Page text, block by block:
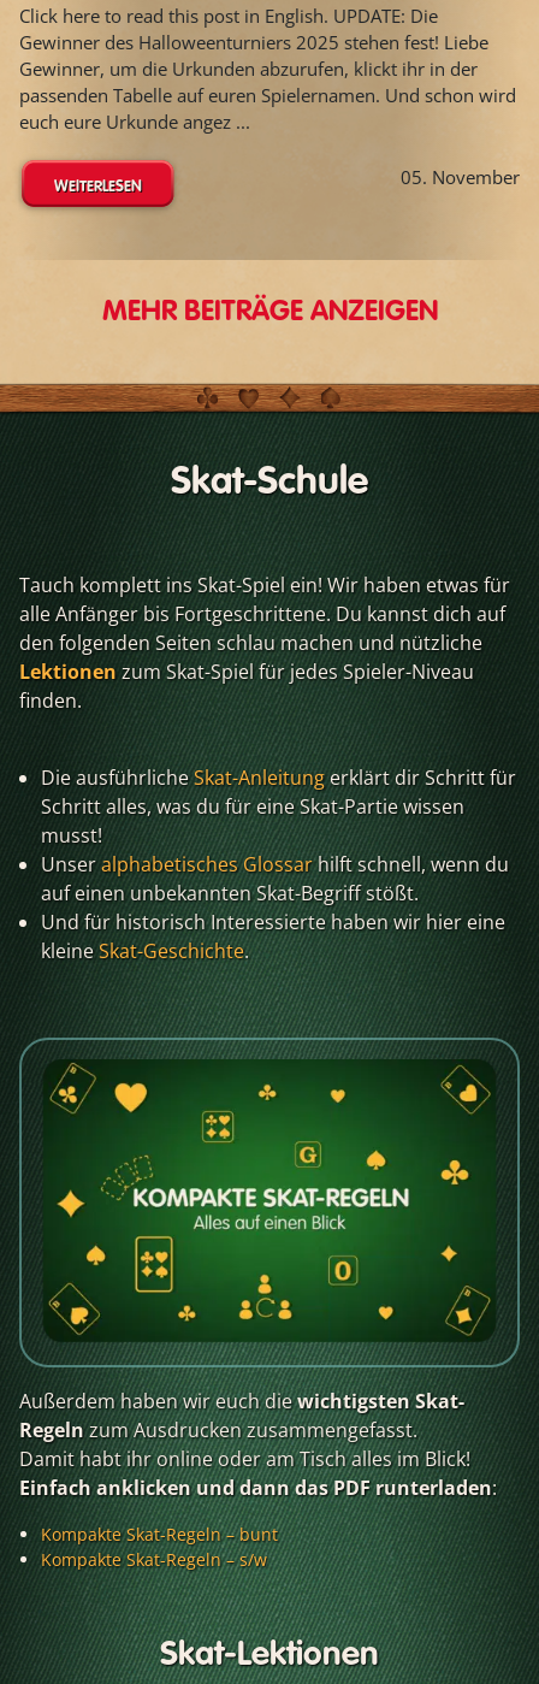
Click here to read this post in English. UPDATE: Die
Gewinner des Halloweenturniers 2025 stehen fest! Liebe
Gewinner, um die Urkunden abzurufen, klickt ihr in der
passenden Tabelle auf euren Spielernamen. Und schon wird
euch eure Urkunde angez ...
WEITERLESEN 05. November
MEHR BEITRÄGE ANZEIGEN
Skat-Schule
Tauch komplett ins Skat-Spiel ein! Wir haben etwas für
alle Anfänger bis Fortgeschrittene. Du kannst dich auf
den folgenden Seiten schlau machen und nützliche
Lektionenzum Skat-Spiel für jedes Spieler-Niveau
finden.
Die ausführlicheSkat-Anleitungerklärt dir Schritt für
Schritt alles, was du für eine Skat-Partie wissen
musst!
Unseralphabetisches Glossarhilft schnell, wenn du
auf einen unbekannten Skat-Begriff stößt.
Und für historisch Interessierte haben wir hier eine
kleineSkat-Geschichte.
Außerdem haben wir euch diewichtigsten Skat-
Regelnzum Ausdrucken zusammengefasst.
Damit habt ihr online oder am Tisch alles im Blick!
Einfach anklicken und dann das PDF runterladen:
Kompakte Skat-Regeln – bunt
Kompakte Skat-Regeln – s/w
Skat-Lektionen